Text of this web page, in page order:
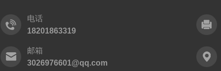
电话
18201863319
邮箱
3026976601@qq.com